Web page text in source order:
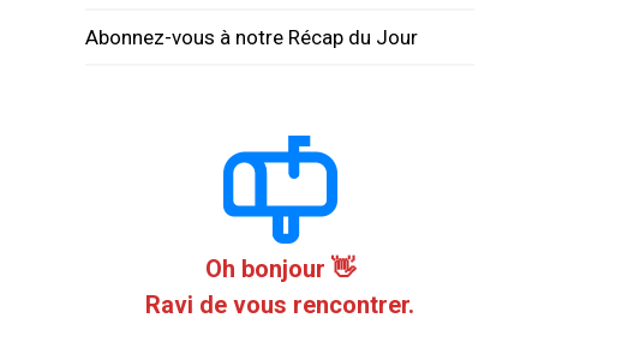
Abonnez-vous à notre Récap du Jour
Oh bonjour 👋
Ravi de vous rencontrer.